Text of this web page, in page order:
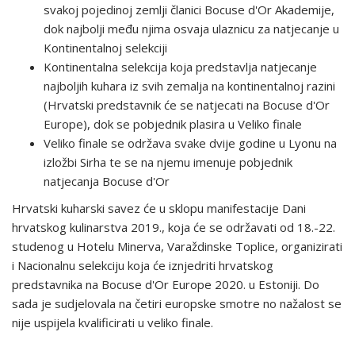
svakoj pojedinoj zemlji članici Bocuse d'Or Akademije,
dok najbolji među njima osvaja ulaznicu za natjecanje u
Kontinentalnoj selekciji
Kontinentalna selekcija koja predstavlja natjecanje
najboljih kuhara iz svih zemalja na kontinentalnoj razini
(Hrvatski predstavnik će se natjecati na Bocuse d'Or
Europe), dok se pobjednik plasira u Veliko finale
Veliko finale se održava svake dvije godine u Lyonu na
izložbi Sirha te se na njemu imenuje pobjednik
natjecanja Bocuse d'Or
Hrvatski kuharski savez će u sklopu manifestacije Dani
hrvatskog kulinarstva 2019., koja će se održavati od 18.-22.
studenog u Hotelu Minerva, Varaždinske Toplice, organizirati
i Nacionalnu selekciju koja će iznjedriti hrvatskog
predstavnika na Bocuse d'Or Europe 2020. u Estoniji. Do
sada je sudjelovala na četiri europske smotre no nažalost se
nije uspijela kvalificirati u veliko finale.